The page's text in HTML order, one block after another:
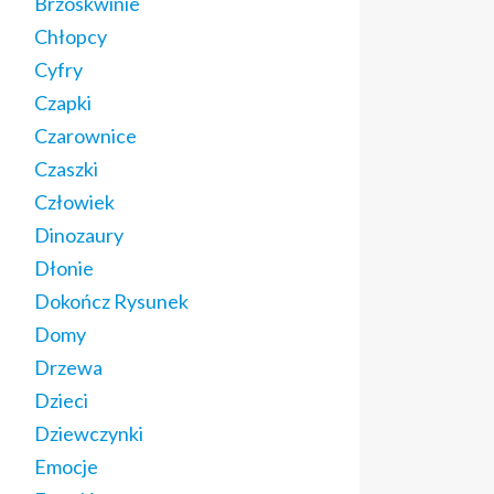
Chłopcy
Cyfry
Czapki
Czarownice
Czaszki
Człowiek
Dinozaury
Dłonie
Dokończ Rysunek
Domy
Drzewa
Dzieci
Dziewczynki
Emocje